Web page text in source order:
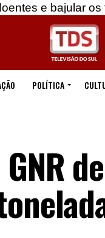
os fortes…
POLÍTICA